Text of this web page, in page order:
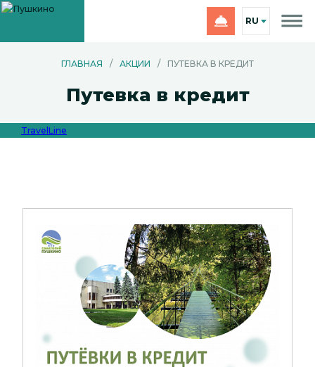
RU
ГЛАВНАЯ / АКЦИИ / ПУТЕВКА В КРЕДИТ
Путевка в кредит
TravelLine